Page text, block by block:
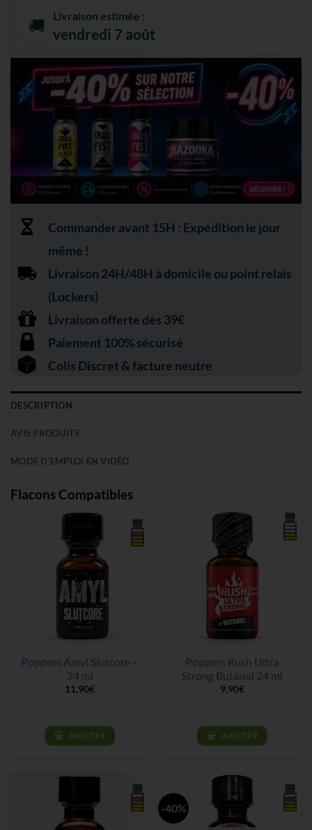
🚚 Livraison estimée :
vendredi 7 août
Commander avant 15H : Expédition le jour
même !
Livraison 24H/48H à domicile ou point relais
(Lockers)
Livraison offerte dès 39€
Paiement 100% sécurisé
Colis Discret & facture neutre
DESCRIPTION
AVIS PRODUITS
MODE D'EMPLOI EN VIDÉO
Flacons Compatibles
Poppers Amyl Slutcore –
24 ml
11,90€
AJOUTER
Poppers Rush Ultra
Strong Butanol 24 ml
9,90€
AJOUTER
-40%